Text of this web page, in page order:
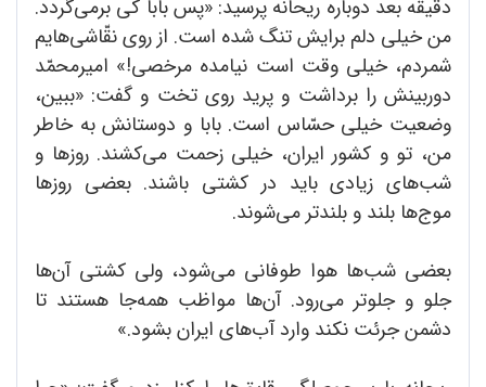
دقیقه بعد دوباره ریحانه پرسید: «پس بابا کی برمی‌گردد.
من خیلی دلم برایش تنگ شده است. از روی نقّاشی‌هایم
شمردم، خیلی وقت است نیامده مرخصی!» امیر‌محمّد
دوربینش را برداشت و پرید روی تخت و گفت: «ببین،
وضعیت خیلی حسّاس است. بابا و دوستانش به خاطر
من، تو و کشور ایران، خیلی زحمت می‌کشند. روزها و
شب‌های زیادی باید در کشتی باشند. بعضی روزها
موج‌ها بلند و بلندتر می‌شوند.
بعضی شب‌ها هوا طوفانی می‌شود، ولی کشتی آن‌ها
جلو و جلوتر می‌رود. آن‌ها مواظب همه‌جا هستند تا
دشمن جرئت نکند وارد آب‌های ایران بشود.»